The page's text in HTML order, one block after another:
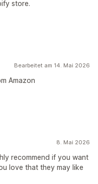
store.
Bearbeitet am 14. Mai 2026
Amazon
8. Mai 2026
recommend if you want
love that they may like